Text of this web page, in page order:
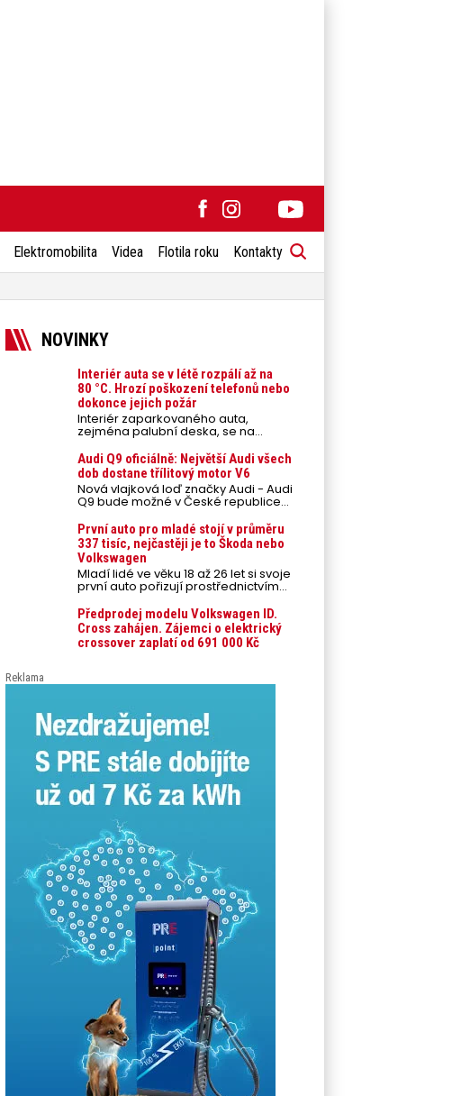
Elektromobilita Videa Flotila roku Kontakty
NOVINKY
Interiér auta se v létě rozpálí až na
80 °C. Hrozí poškození telefonů nebo
dokonce jejich požár
Interiér zaparkovaného auta,
zejména palubní deska, se na
přímém slunci může během letních
veder rozpálit až na 80 °C. Takové
teploty představují nebezpečí pro
odložené mobilní telefony,
powerbanky nebo notebooky. Můžou
urychlit stárnutí baterií, poškodit
případech i zvýšit riziko požáru.
Audi Q9 oficiálně: Největší Audi všech
dob dostane třílitový motor V6
Nová vlajková loď značky Audi - Audi
Q9 bude možné v České republice
objednávat od prvního srpnového
týdne 2026, kde budou oznámeny
také české ceny.
První auto pro mladé stojí v průměru
337 tisíc, nejčastěji je to Škoda nebo
Volkswagen
Mladí lidé ve věku 18 až 26 let si svoje
první auto pořizují prostřednictvím
úvěrového financování jako ojeté. Je
to tak u 93,3 % lidí, jen 6,7 % si pořídí
nové auto. Průměrná pořizovací
cena vozu dosahuje 337 tisíc korun a
průměrná financovaná částka
posledních 10 let (2016–2026).
Předprodej modelu Volkswagen ID.
Cross zahájen. Zájemci o elektrický
crossover zaplatí od 691 000 Kč
Reklama